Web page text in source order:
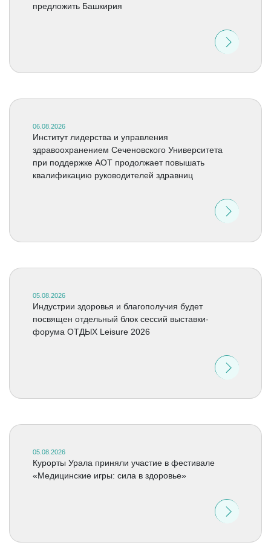
предложить Башкирия
06.08.2026
Институт лидерства и управления
здравоохранением Сеченовского Университета
при поддержке АОТ продолжает повышать
квалификацию руководителей здравниц
05.08.2026
Индустрии здоровья и благополучия будет
посвящен отдельный блок сессий выставки-
форума ОТДЫХ Leisure 2026
05.08.2026
Курорты Урала приняли участие в фестивале
«Медицинские игры: сила в здоровье»